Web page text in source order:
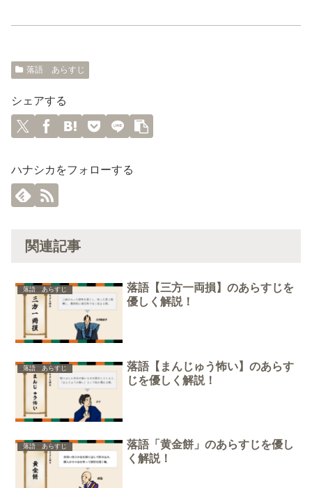
落語 あらすじ
シェアする
ハナシカをフォローする
関連記事
落語 あらすじ
落語【三方一両損】のあらすじを
優しく解説！
落語 あらすじ
落語【まんじゅう怖い】のあらす
じを優しく解説！
落語 あらすじ
落語「黄金餅」のあらすじを優し
く解説！